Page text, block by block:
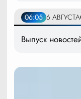
06:05 6 АВГУСТА
Выпуск